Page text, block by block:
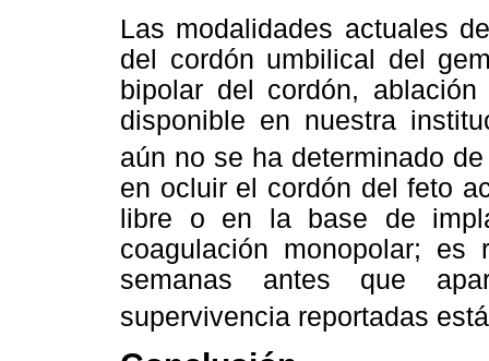
Las modalidades actuales
del cordón umbilical del
bipolar del cordón,
disponible en nuestra
aún no se ha determinado
en ocluir el cordón del feto
libre o en la base de
coagulación monopolar; es
semanas antes que
supervivencia reportadas